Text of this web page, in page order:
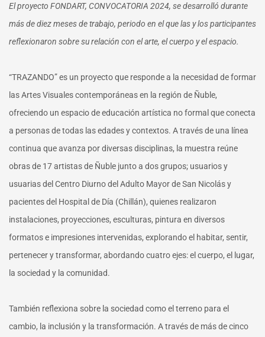
El proyecto FONDART, CONVOCATORIA 2024, se desarrolló durante
más de diez meses de trabajo, periodo en el que las y los participantes
reflexionaron sobre su relación con el arte, el cuerpo y el espacio.
“TRAZANDO” es un proyecto que responde a la necesidad de formar
las Artes Visuales contemporáneas en la región de Ñuble,
ofreciendo un espacio de educación artística no formal que conecta
a personas de todas las edades y contextos. A través de una línea
continua que avanza por diversas disciplinas, la muestra reúne
obras de 17 artistas de Ñuble junto a dos grupos; usuarios y
usuarias del Centro Diurno del Adulto Mayor de San Nicolás y
pacientes del Hospital de Día (Chillán), quienes realizaron
instalaciones, proyecciones, esculturas, pintura en diversos
formatos e impresiones intervenidas, explorando el habitar, sentir,
pertenecer y transformar, abordando cuatro ejes: el cuerpo, el lugar,
la sociedad y la comunidad.
También reflexiona sobre la sociedad como el terreno para el
cambio, la inclusión y la transformación. A través de más de cinco